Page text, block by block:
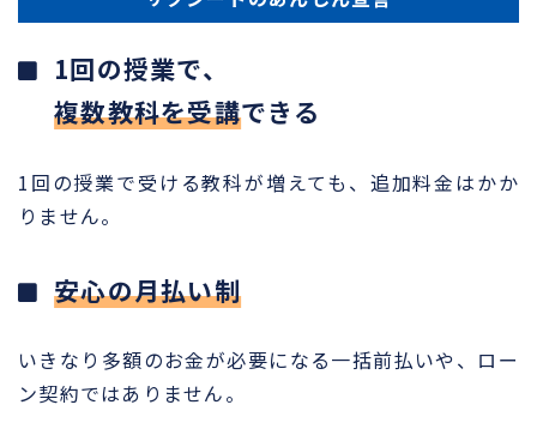
1回の授業で、
複数教科を受講できる
1回の授業で受ける教科が増えても、追加料金はかか
りません。
安心の月払い制
いきなり多額のお金が必要になる一括前払いや、ロー
ン契約ではありません。